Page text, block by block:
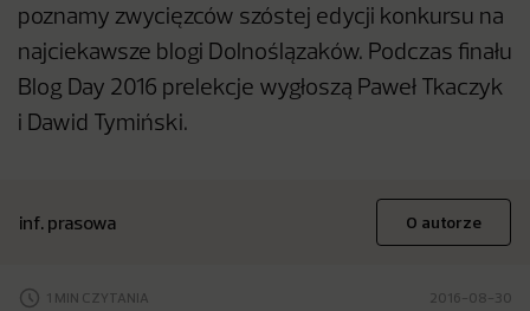
poznamy zwycięzców szóstej edycji konkursu na
najciekawsze blogi Dolnoślązaków. Podczas finału
Blog Day 2016 prelekcje wygłoszą Paweł Tkaczyk
i Dawid Tymiński.
inf. prasowa O autorze
1 MIN CZYTANIA 2016-08-30